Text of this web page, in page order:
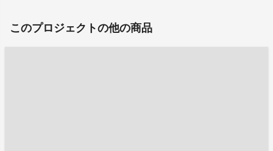
このプロジェクトの他の商品